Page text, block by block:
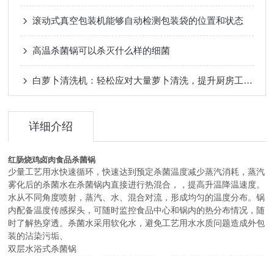
滚动式真空包装机能够自动检测包装袋的位置和状态
高温杀菌锅可以杀灭什么样的细菌
白萝卜清洗机：轻松应对大量萝卜清洗，提升厨房工作效率
详细介绍
红肠烧鸡卤肉食品杀菌锅
少量工艺用水快速循环，快速达到预定杀菌温度减少蒸汽消耗，蒸汽
雾化后的杀菌水在杀菌锅内直接进行热混合，，提高升温降温速度。
水从不同角度喷射，蒸汽、水、混合对流，形成均匀的温度分布。锅
内配备温度传感探头，可随时监控食品中心和锅内的热分布情况，随
时了解热穿透。杀菌水采用软化水，避免工艺用水水质问题造成外包
装的沾染污垢、
双层水浴式杀菌锅